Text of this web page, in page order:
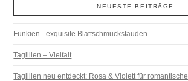
NEUESTE BEITRÄGE
Funkien - exquisite Blattschmuckstauden
Taglilien – Vielfalt
Taglilien neu entdeckt: Rosa & Violett für romantische